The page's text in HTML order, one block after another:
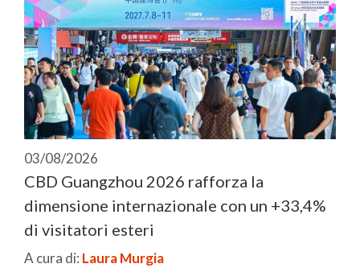
03/08/2026
CBD Guangzhou 2026 rafforza la
dimensione internazionale con un +33,4%
di visitatori esteri
A cura di: Laura Murgia